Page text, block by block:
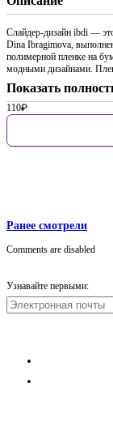
Слайдер-дизайн ibdi —
Dina Ibragimova,
полимерной пленке на
модными дизайнами.
Показать
110₽
Ранее смотрели
Comments are disabled
Узнавайте первыми: